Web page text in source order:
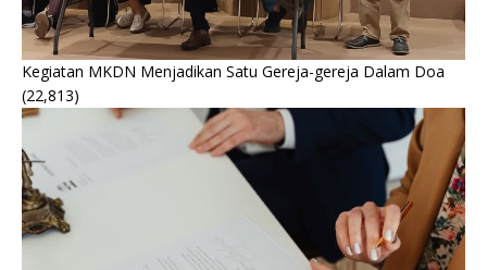
Kegiatan MKDN Menjadikan Satu Gereja-gereja Dalam Doa
(22,813)